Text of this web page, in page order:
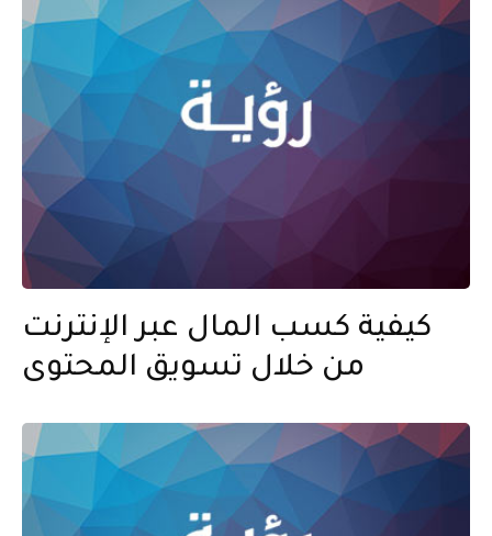
كيفية كسب المال عبر الإنترنت
من خلال تسويق المحتوى